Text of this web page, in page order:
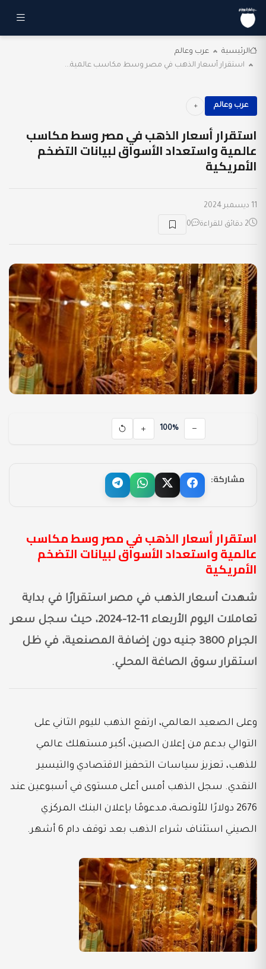
الرئيسية
عرب وعالم
استقرار أسعار الذهب في مصر وسط مكاسب عالمية...
عرب وعالم
استقرار أسعار الذهب في مصر وسط مكاسب
عالمية واستعداد الأسواق لبيانات التضخم
الأمريكية
11 ديسمبر 2024
2 دقائق للقراءة 0
100%
مشاركة:
استقرار أسعار الذهب في مصر وسط مكاسب
عالمية واستعداد الأسواق لبيانات التضخم
الأمريكية
شهدت أسعار الذهب في مصر استقرارًا في بداية
تعاملات اليوم الأربعاء 11-12-2024، حيث سجل سعر
الجرام 3800 جنيه دون إضافة المصنعية، في ظل
استقرار سوق الصاغة المحلي.
وعلى الصعيد العالمي، ارتفع الذهب لليوم الثاني على
التوالي بدعم من إعلان الصين، أكبر مستهلك عالمي
للذهب، تعزيز سياسات التحفيز الاقتصادي والتيسير
النقدي. سجل الذهب أمس أعلى مستوى في أسبوعين عند
2676 دولارًا للأونصة، مدعومًا بإعلان البنك المركزي
الصيني استئناف شراء الذهب بعد توقف دام 6 أشهر.